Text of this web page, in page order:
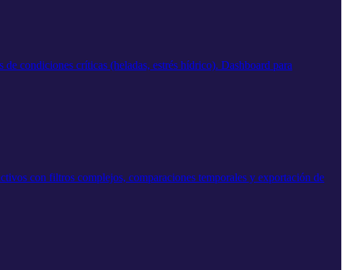
condiciones críticas (heladas, estrés hídrico). Dashboard para
con filtros complejos, comparaciones temporales y exportación de